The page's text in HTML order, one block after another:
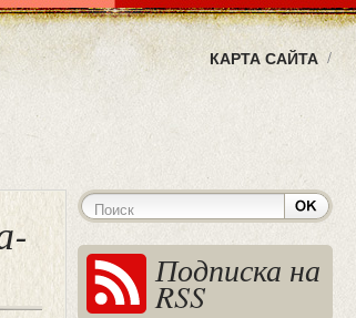
КАРТА САЙТА
Подписка на
RSS